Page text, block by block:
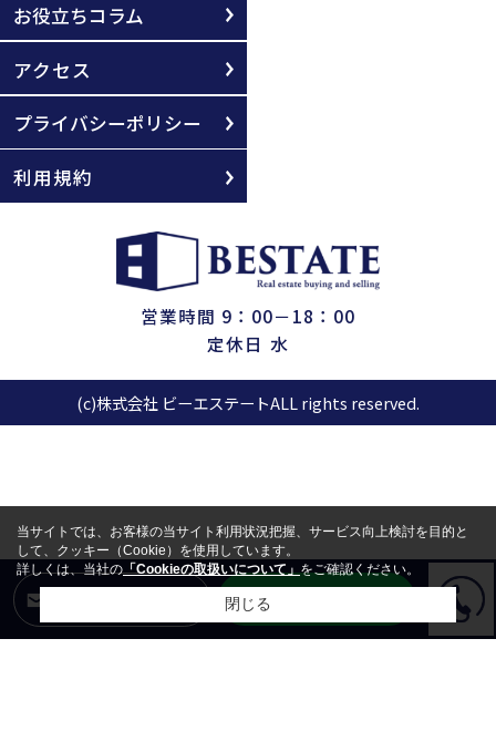
お役立ちコラム
アクセス
プライバシーポリシー
利用規約
営業時間 9：00－18：00
定休日 水
(c)株式会社 ビーエステートALL rights reserved.
LINEからお問合せ
当サイトでは、お客様の当サイト利用状況把握、サービス向上検討を目的と
して、クッキー（Cookie）を使用しています。
詳しくは、当社の「Cookieの取扱いについて」をご確認ください。
閉じる